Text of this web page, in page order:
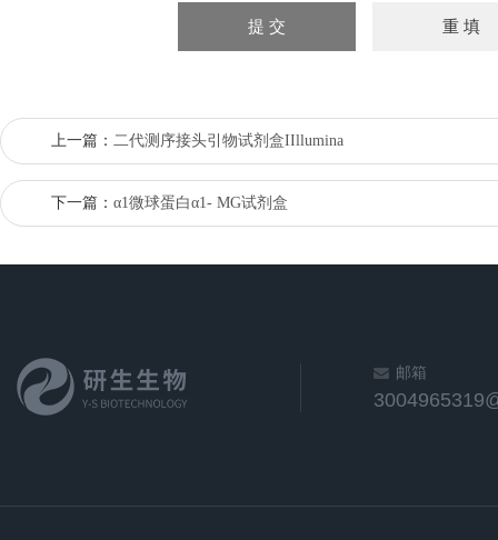
上一篇： 二代测序接头引物试剂盒IIllumina
下一篇： α1微球蛋白α1- MG试剂盒
邮箱